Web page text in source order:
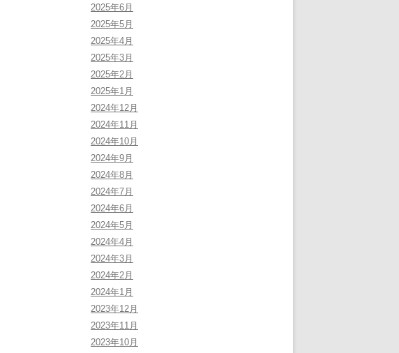
2025年6月
2025年5月
2025年4月
2025年3月
2025年2月
2025年1月
2024年12月
2024年11月
2024年10月
2024年9月
2024年8月
2024年7月
2024年6月
2024年5月
2024年4月
2024年3月
2024年2月
2024年1月
2023年12月
2023年11月
2023年10月